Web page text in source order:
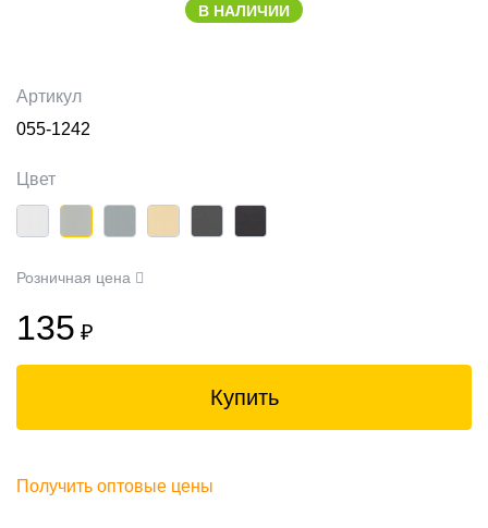
В НАЛИЧИИ
Артикул
055-1242
Цвет
Розничная цена
135 ₽
Купить
Получить оптовые цены